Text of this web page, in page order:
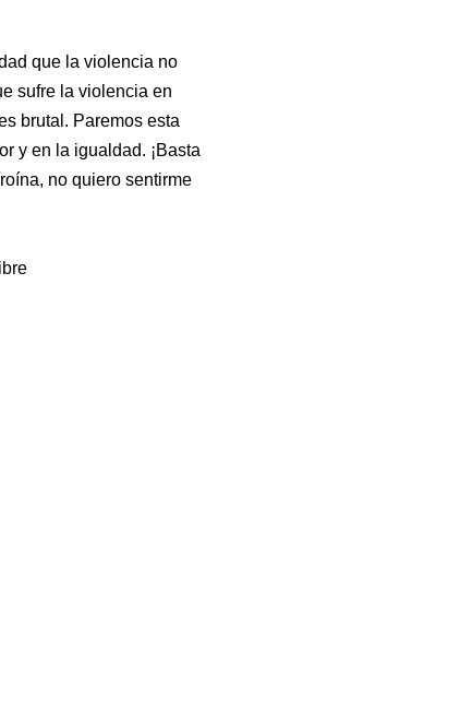
que la violencia no
sufre la violencia en
brutal. Paremos esta
y en la igualdad. ¡Basta
no quiero sentirme